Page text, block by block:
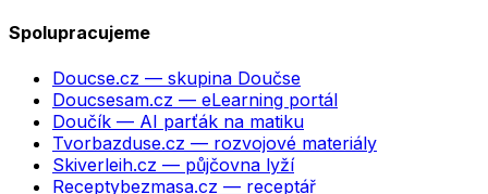
Spolupracujeme
Doucse.cz — skupina Doučse
Doucsesam.cz — eLearning portál
Doučík — AI parťák na matiku
Tvorbazduse.cz — rozvojové materiály
Skiverleih.cz — půjčovna lyží
Receptybezmasa.cz — receptář